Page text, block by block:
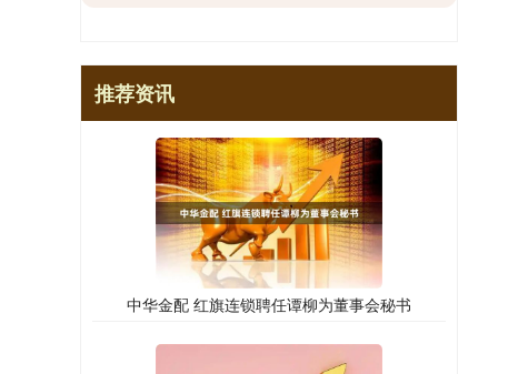
推荐资讯
中华金配 红旗连锁聘任谭柳为董事会秘书